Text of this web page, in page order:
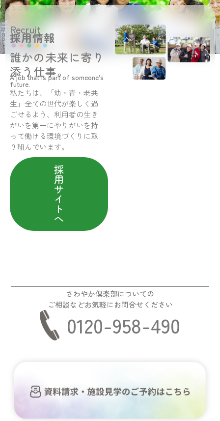
Recruit
採用情報
誰かの未来に寄り
添う仕事。
A job that is part of someone’s
future.
私たちは、「幼・青・老共
生」全ての世代が楽しく過
ごせるよう、利用者の生き
がいを第一にやりがいを持
って働ける環境づくりに取
り組んでいます。
採
用
サ
イ
ト
へ
さわやか倶楽部についての
ご相談などお気軽にお問合せください
0120-958-490